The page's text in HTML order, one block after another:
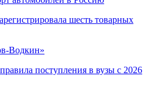
шесть товарных
Водкин»
поступления в вузы с 2026